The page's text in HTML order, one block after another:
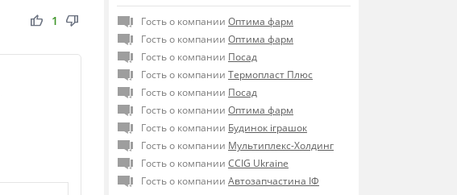
thumb_up thumb_down
1 Гость о компании Оптима фарм
Гость о компании Оптима фарм
Гость о компании Посад
Гость о компании Термопласт Плюс
Гость о компании Посад
Гость о компании Оптима фарм
Гость о компании Будинок іграшок
Гость о компании Мультиплекс-Холдинг
Гость о компании CCIG Ukraine
Гость о компании Автозапчастина ІФ